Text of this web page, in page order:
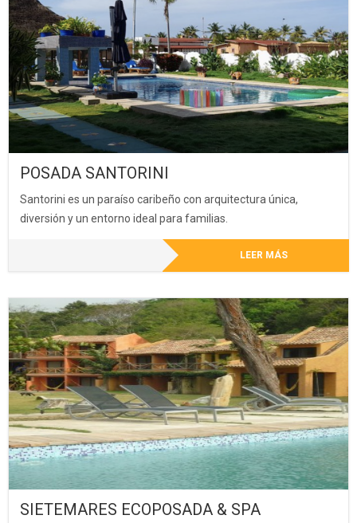
POSADA SANTORINI
Santorini es un paraíso caribeño con arquitectura única,
diversión y un entorno ideal para familias.
LEER MÁS
SIETEMARES ECOPOSADA & SPA